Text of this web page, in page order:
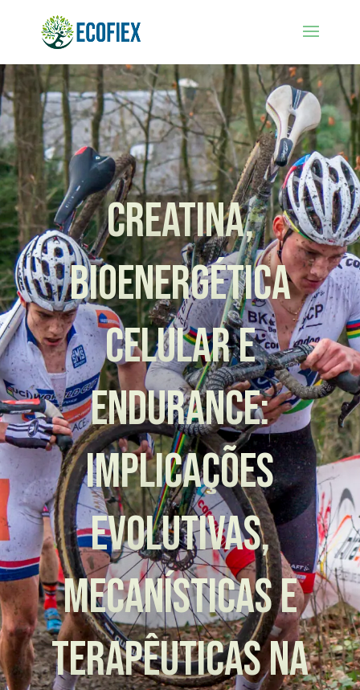
CREATINA,
BIOENERGÉTICA
CELULAR E
ENDURANCE:
IMPLICAÇÕES
EVOLUTIVAS,
MECANÍSTICAS E
TERAPÊUTICAS NA